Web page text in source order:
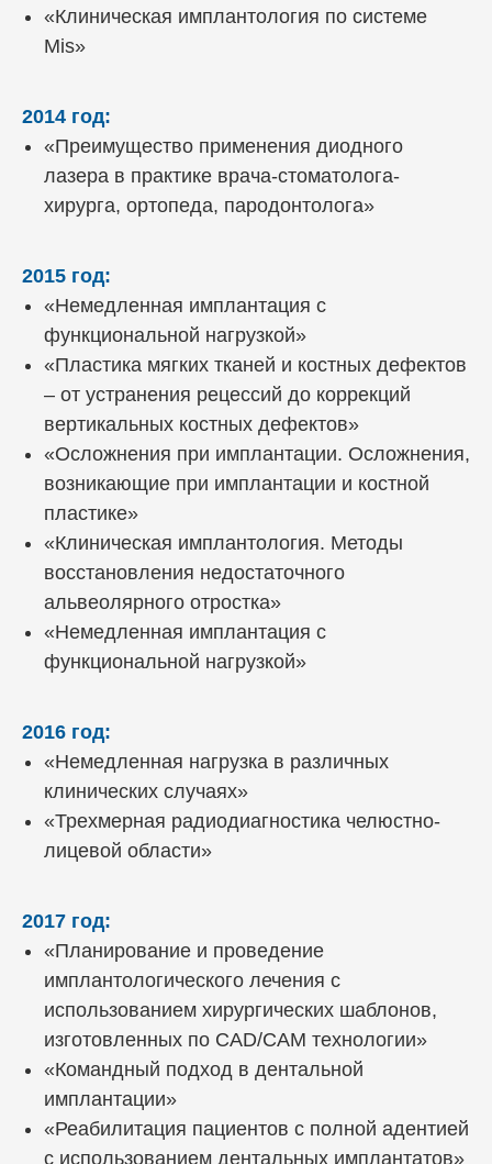
«Клиническая имплантология по системе
Мis»
2014 год:
«Преимущество применения диодного
лазера в практике врача-стоматолога-
хирурга, ортопеда, пародонтолога»
2015 год:
«Немедленная имплантация с
функциональной нагрузкой»
«Пластика мягких тканей и костных дефектов
– от устранения рецессий до коррекций
вертикальных костных дефектов»
«Осложнения при имплантации. Осложнения,
возникающие при имплантации и костной
пластике»
«Клиническая имплантология. Методы
восстановления недостаточного
альвеолярного отростка»
«Немедленная имплантация с
функциональной нагрузкой»
2016 год:
«Немедленная нагрузка в различных
клинических случаях»
«Трехмерная радиодиагностика челюстно-
лицевой области»
2017 год:
«Планирование и проведение
имплантологического лечения с
использованием хирургических шаблонов,
изготовленных по CAD/CAM технологии»
«Командный подход в дентальной
имплантации»
«Реабилитация пациентов с полной адентией
с использованием дентальных имплантатов»
Сертификаты
Все процедуры проводятся по
фиксированной стоимости, которая
консультации и согласуется с пациентом
до начала лечения.
Отзывы наших клиентов